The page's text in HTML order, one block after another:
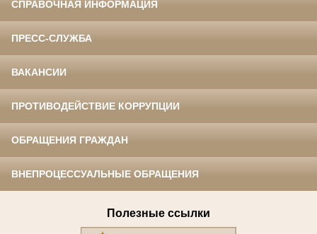
СПРАВОЧНАЯ ИНФОРМАЦИЯ
ПРЕСС-СЛУЖБА
ВАКАНСИИ
ПРОТИВОДЕЙСТВИЕ КОРРУПЦИИ
ОБРАЩЕНИЯ ГРАЖДАН
ВНЕПРОЦЕССУАЛЬНЫЕ ОБРАЩЕНИЯ
Полезные ссылки